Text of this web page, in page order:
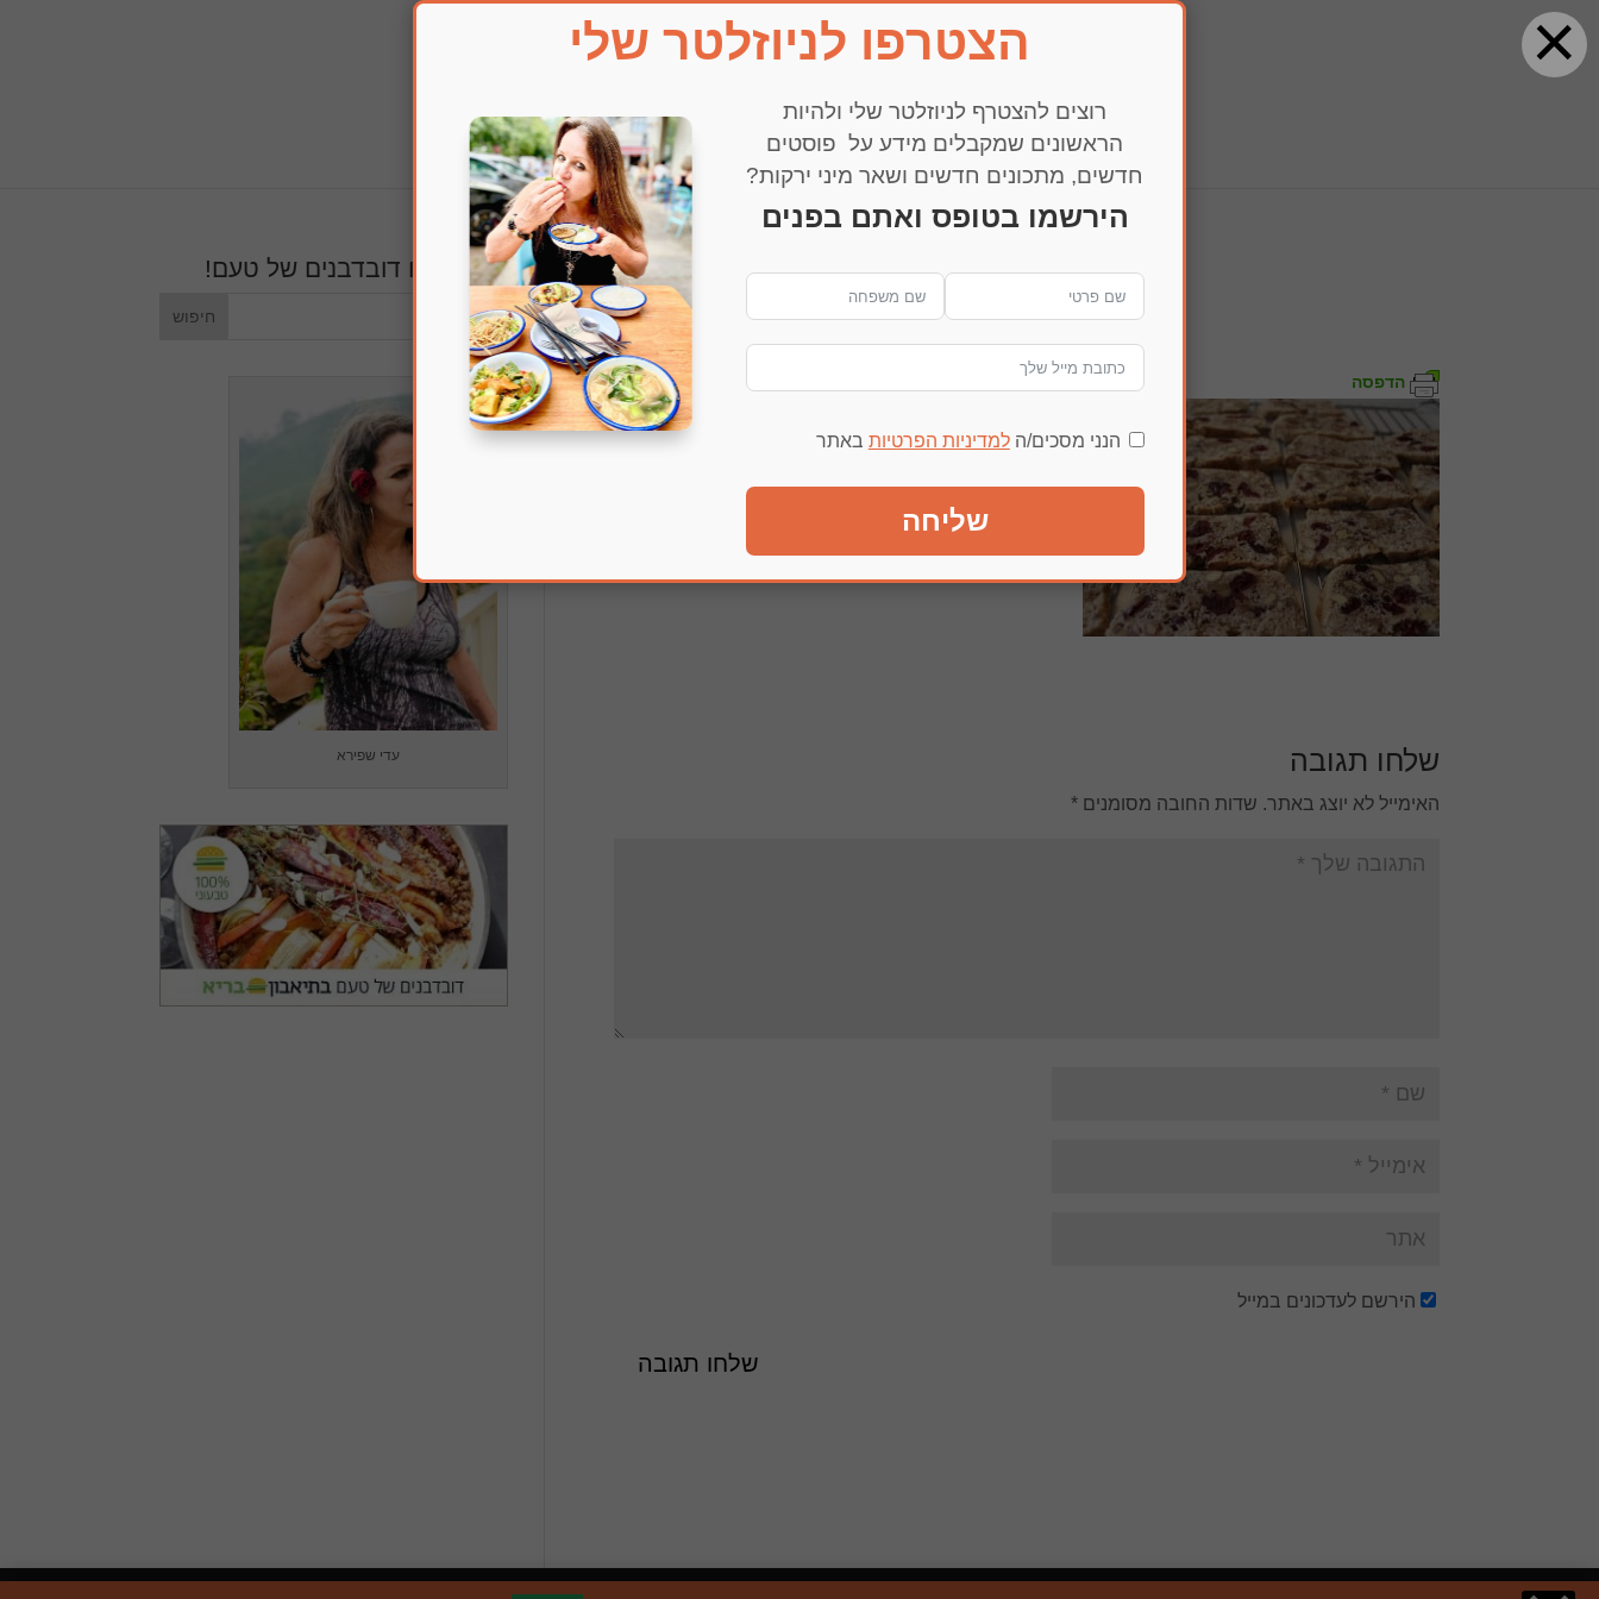
× הצטרפו לניוזלטר שלי
רוצים להצטרף לניוזלטר שלי ולהיות
הראשונים שמקבלים מידע על פוסטים
חדשים, מתכונים חדשים ושאר מיני ירקות?
הירשמו בטופס ואתם בפנים
הנני מסכים/הלמדיניות הפרטיות באתר
שליחה
דף הבית עדי שפירא דובדבנים צור קשר
img_0982
הדפסה
שלחו תגובה
האימייל לא יוצג באתר. שדות החובה מסומנים*
הירשם לעדכונים במייל
חפשו דובדבנים של טעם!
עדי שפירא